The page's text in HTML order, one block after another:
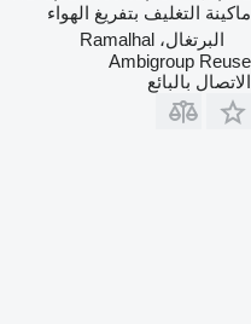
ماكينة التغليف بتفريغ الهواء
البرتغال، Ramalhal
Ambigroup Reuse
الاتصال بالبائع